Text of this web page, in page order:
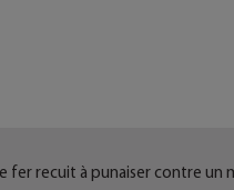
fer recuit à punaiser contre un